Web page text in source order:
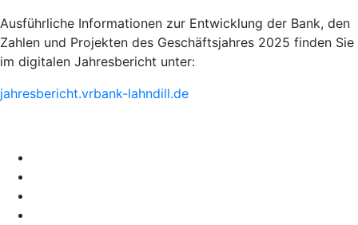
Ausführliche Informationen zur Entwicklung der Bank, den
Zahlen und Projekten des Geschäftsjahres 2025 finden Sie
im digitalen Jahresbericht unter:
jahresbericht.vrbank-lahndill.de